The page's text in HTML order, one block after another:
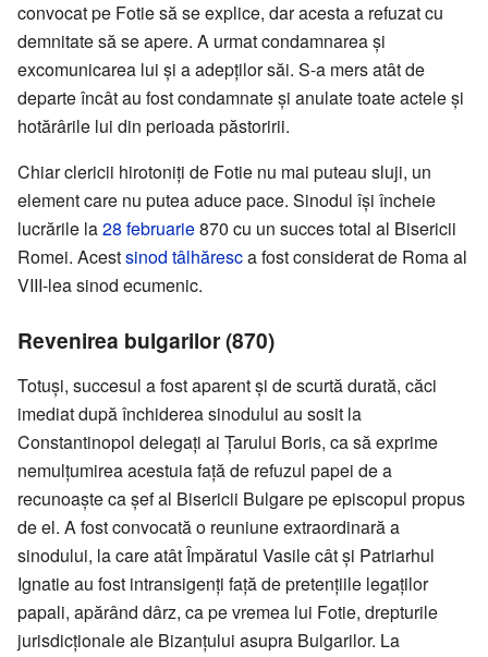
convocat pe Fotie să se explice, dar acesta a refuzat cu
demnitate să se apere. A urmat condamnarea și
excomunicarea lui și a adepților săi. S-a mers atât de
departe încât au fost condamnate și anulate toate actele și
hotărârile lui din perioada păstoririi.
Chiar clericii hirotoniți de Fotie nu mai puteau sluji, un
element care nu putea aduce pace. Sinodul își încheie
lucrările la28 februarie870 cu un succes total al Bisericii
Romei. Acestsinod tâlhăresca fost considerat de Roma al
VIII-lea sinod ecumenic.
Revenirea bulgarilor (870)
Totuși, succesul a fost aparent și de scurtă durată, căci
imediat după închiderea sinodului au sosit la
Constantinopol delegați ai Țarului Boris, ca să exprime
nemulțumirea acestuia față de refuzul papei de a
recunoaște ca șef al Bisericii Bulgare pe episcopul propus
de el. A fost convocată o reuniune extraordinară a
sinodului, la care atât Împăratul Vasile cât și Patriarhul
Ignatie au fost intransigenți față de pretențiile legaților
papali, apărând dârz, ca pe vremea lui Fotie, drepturile
jurisdicționale ale Bizanțului asupra Bulgarilor. La